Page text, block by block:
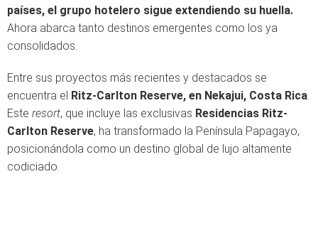
países, el grupo hotelero sigue extendiendo su huella.
Ahora abarca tanto destinos emergentes como los ya
consolidados.
Entre sus proyectos más recientes y destacados se
encuentra el Ritz-Carlton Reserve, en Nekajui, Costa Rica.
Este resort, que incluye las exclusivas Residencias Ritz-
Carlton Reserve, ha transformado la Península Papagayo,
posicionándola como un destino global de lujo altamente
codiciado.